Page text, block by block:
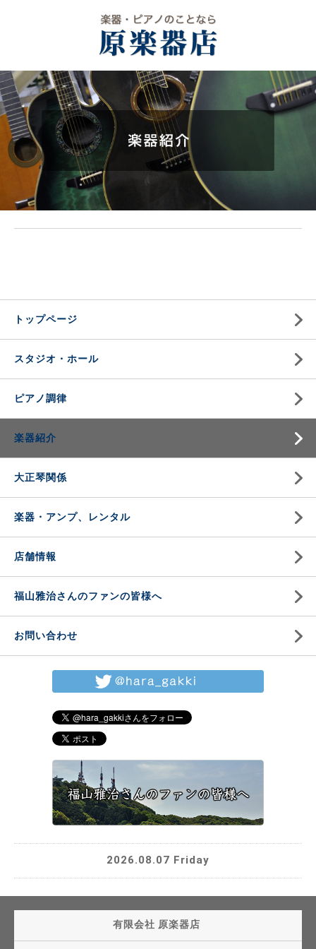
トップページ
スタジオ・ホール
ピアノ調律
楽器紹介
大正琴関係
楽器・アンプ、レンタル
店舗情報
福山雅治さんのファンの皆様へ
お問い合わせ
2026.08.07 Friday
有限会社 原楽器店